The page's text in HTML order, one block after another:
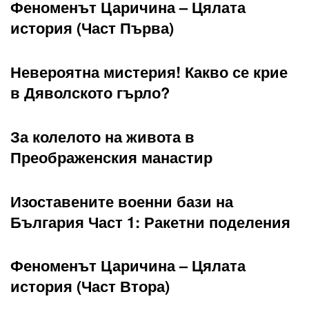
Феноменът Царичина – Цялата
история (Част Първа)
Невероятна мистерия! Какво се крие
в Дяволското гърло?
За колелото на живота в
Преображенския манастир
Изоставените военни бази на
България Част 1: Ракетни поделения
Феноменът Царичина – Цялата
история (Част Втора)